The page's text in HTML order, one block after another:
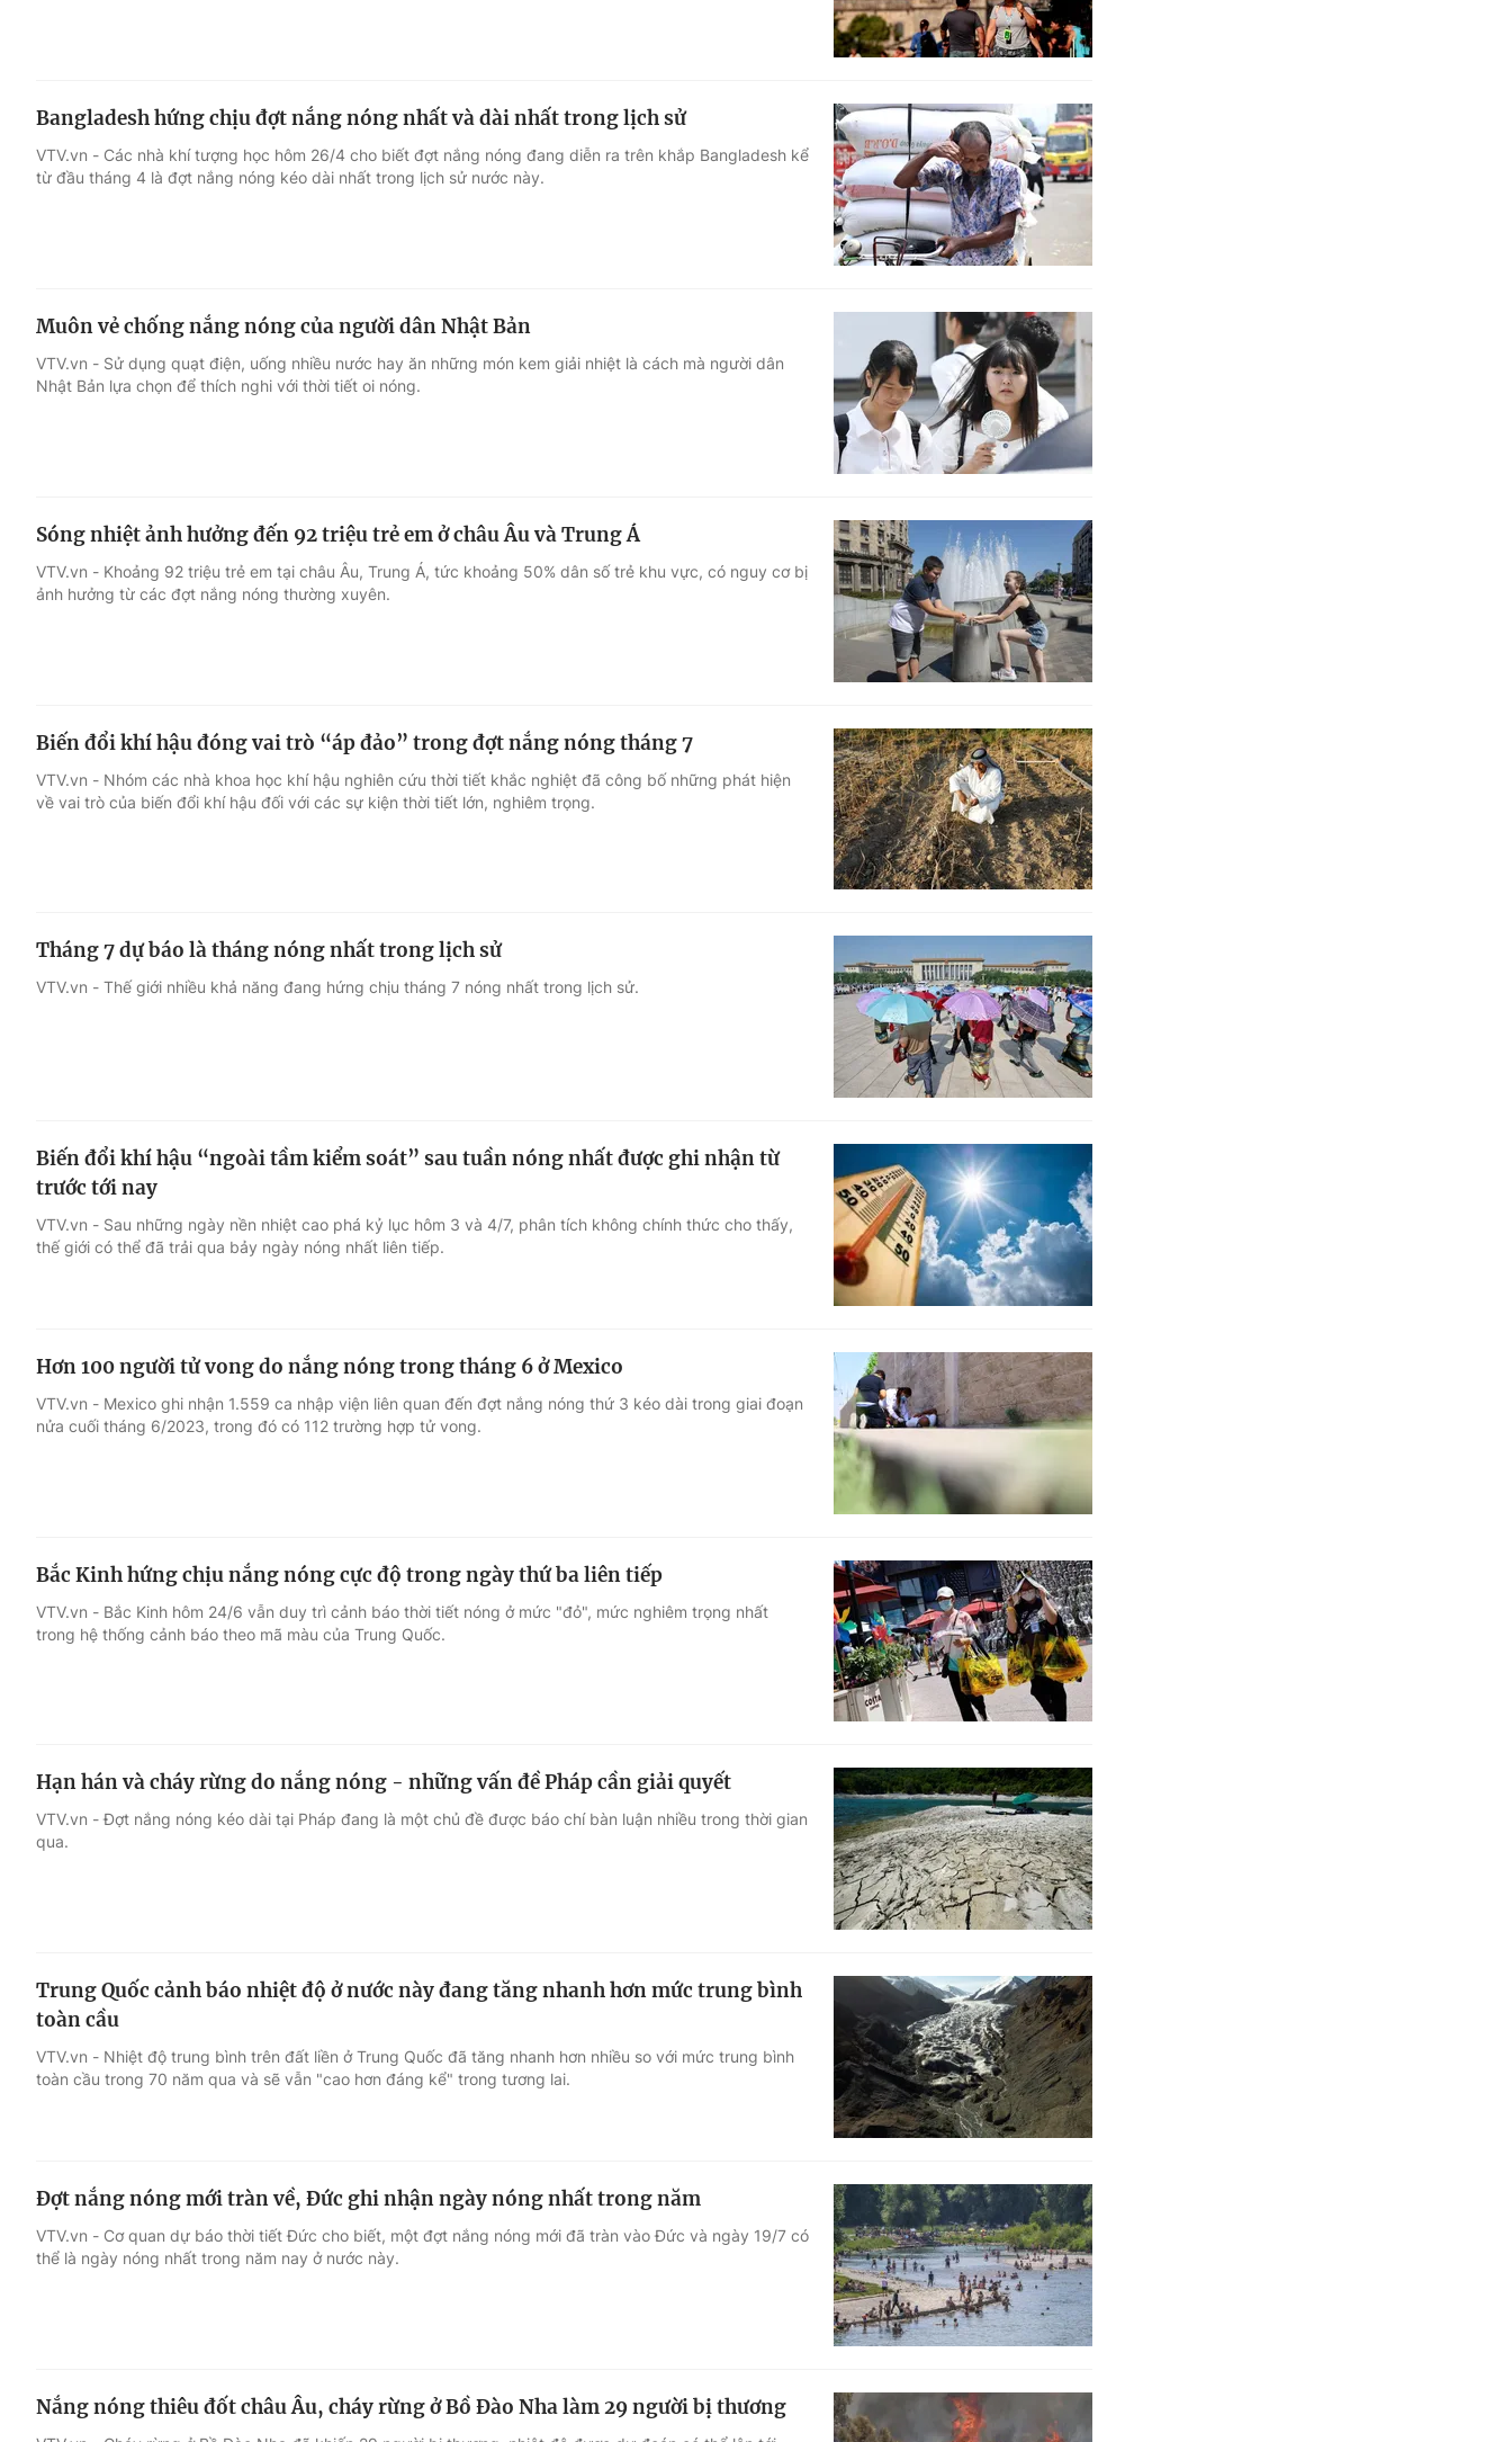
Bangladesh hứng chịu đợt nắng nóng nhất và dài nhất trong lịch sử
VTV.vn - Các nhà khí tượng học hôm 26/4 cho biết đợt nắng nóng đang diễn ra trên khắp Bangladesh kể
từ đầu tháng 4 là đợt nắng nóng kéo dài nhất trong lịch sử nước này.
Muôn vẻ chống nắng nóng của người dân Nhật Bản
VTV.vn - Sử dụng quạt điện, uống nhiều nước hay ăn những món kem giải nhiệt là cách mà người dân
Nhật Bản lựa chọn để thích nghi với thời tiết oi nóng.
Sóng nhiệt ảnh hưởng đến 92 triệu trẻ em ở châu Âu và Trung Á
VTV.vn - Khoảng 92 triệu trẻ em tại châu Âu, Trung Á, tức khoảng 50% dân số trẻ khu vực, có nguy cơ bị
ảnh hưởng từ các đợt nắng nóng thường xuyên.
Biến đổi khí hậu đóng vai trò “áp đảo” trong đợt nắng nóng tháng 7
VTV.vn - Nhóm các nhà khoa học khí hậu nghiên cứu thời tiết khắc nghiệt đã công bố những phát hiện
về vai trò của biến đổi khí hậu đối với các sự kiện thời tiết lớn, nghiêm trọng.
Tháng 7 dự báo là tháng nóng nhất trong lịch sử
VTV.vn - Thế giới nhiều khả năng đang hứng chịu tháng 7 nóng nhất trong lịch sử.
Biến đổi khí hậu “ngoài tầm kiểm soát” sau tuần nóng nhất được ghi nhận từ
trước tới nay
VTV.vn - Sau những ngày nền nhiệt cao phá kỷ lục hôm 3 và 4/7, phân tích không chính thức cho thấy,
thế giới có thể đã trải qua bảy ngày nóng nhất liên tiếp.
Hơn 100 người tử vong do nắng nóng trong tháng 6 ở Mexico
VTV.vn - Mexico ghi nhận 1.559 ca nhập viện liên quan đến đợt nắng nóng thứ 3 kéo dài trong giai đoạn
nửa cuối tháng 6/2023, trong đó có 112 trường hợp tử vong.
Bắc Kinh hứng chịu nắng nóng cực độ trong ngày thứ ba liên tiếp
VTV.vn - Bắc Kinh hôm 24/6 vẫn duy trì cảnh báo thời tiết nóng ở mức "đỏ", mức nghiêm trọng nhất
trong hệ thống cảnh báo theo mã màu của Trung Quốc.
Hạn hán và cháy rừng do nắng nóng - những vấn đề Pháp cần giải quyết
VTV.vn - Đợt nắng nóng kéo dài tại Pháp đang là một chủ đề được báo chí bàn luận nhiều trong thời gian
qua.
Trung Quốc cảnh báo nhiệt độ ở nước này đang tăng nhanh hơn mức trung bình
toàn cầu
VTV.vn - Nhiệt độ trung bình trên đất liền ở Trung Quốc đã tăng nhanh hơn nhiều so với mức trung bình
toàn cầu trong 70 năm qua và sẽ vẫn "cao hơn đáng kể" trong tương lai.
Đợt nắng nóng mới tràn về, Đức ghi nhận ngày nóng nhất trong năm
VTV.vn - Cơ quan dự báo thời tiết Đức cho biết, một đợt nắng nóng mới đã tràn vào Đức và ngày 19/7 có
thể là ngày nóng nhất trong năm nay ở nước này.
Nắng nóng thiêu đốt châu Âu, cháy rừng ở Bồ Đào Nha làm 29 người bị thương